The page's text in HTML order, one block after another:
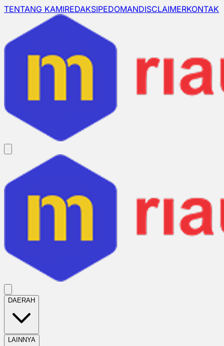
TENTANG KAMIREDAKSIPEDOMANDISCLAIMERKONTAK
DAERAH
LAINNYA